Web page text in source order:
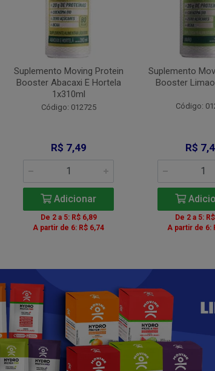
Suplemento Moving Protein
Booster Abacaxi E Hortela
1x310ml
Código: 012725
R$ 7,49
Adicionar
De 2 a 5: R$ 6,89
A partir de 6: R$ 6,74
Suplemento
Booster
Código:
R$
De 2 a 5:
A partir de 6: